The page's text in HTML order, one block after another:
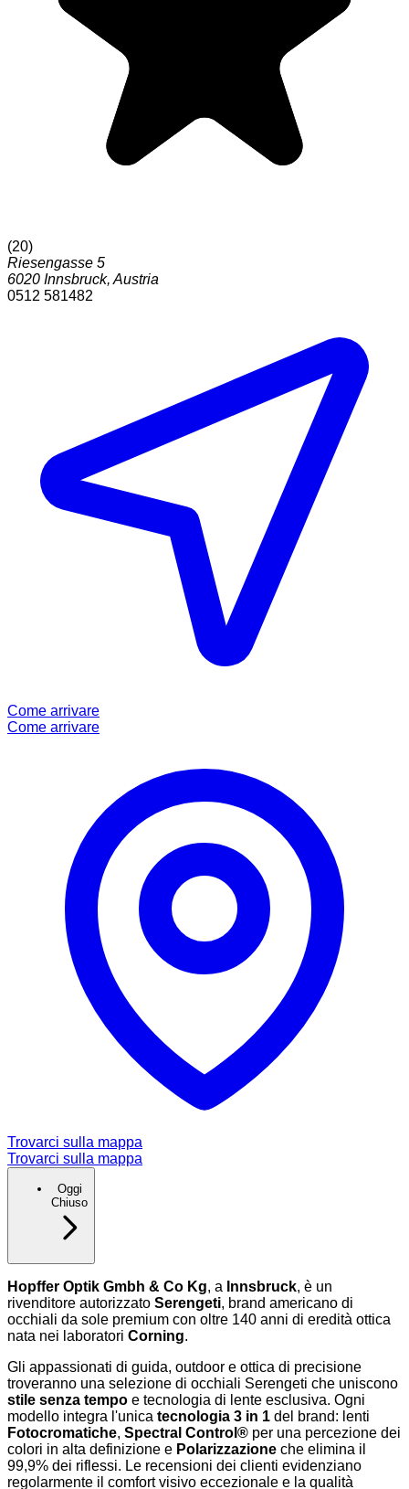
(20)
Riesengasse 5
6020 Innsbruck, Austria
0512 581482
Come arrivare
Come arrivare
Trovarci sulla mappa
Trovarci sulla mappa
Oggi
Chiuso
Hopffer Optik Gmbh & Co Kg, a Innsbruck, è un
rivenditore autorizzato Serengeti, brand americano di
occhiali da sole premium con oltre 140 anni di eredità ottica
nata nei laboratori Corning.
Gli appassionati di guida, outdoor e ottica di precisione
troveranno una selezione di occhiali Serengeti che uniscono
stile senza tempo e tecnologia di lente esclusiva. Ogni
modello integra l'unica tecnologia 3 in 1 del brand: lenti
Fotocromatiche, Spectral Control® per una percezione dei
colori in alta definizione e Polarizzazione che elimina il
99,9% dei riflessi. Le recensioni dei clienti evidenziano
regolarmente il comfort visivo eccezionale e la qualità